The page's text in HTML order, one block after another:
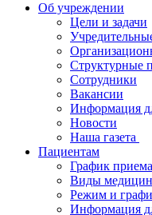
Об учреждении
Цели и задачи
Структурные
Сотрудники
Вакансии
Информация
Новости
​​Наша газета
Пациентам
График
Виды
Режим и
Информация